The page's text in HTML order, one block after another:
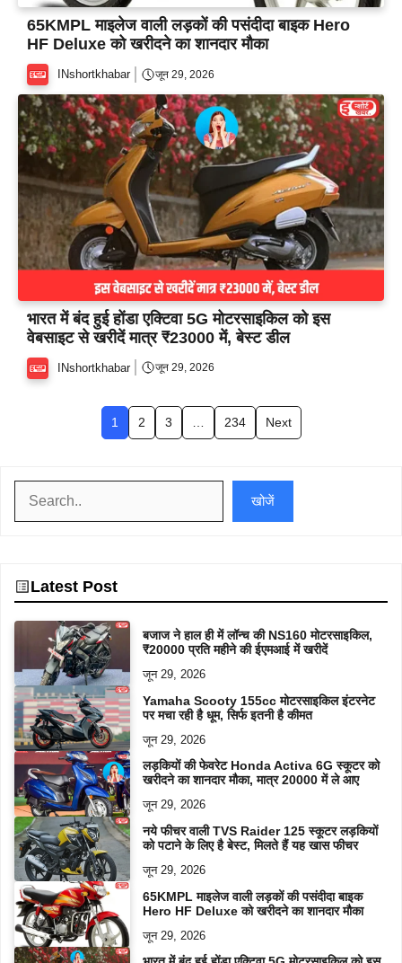
65KMPL माइलेज वाली लड़कों की पसंदीदा बाइक Hero
HF Deluxe को खरीदने का शानदार मौका
INshortkhabar जून 29, 2026
भारत में बंद हुई होंडा एक्टिवा 5G मोटरसाइकिल को इस
वेबसाइट से खरीदें मात्र ₹23000 में, बेस्ट डील
INshortkhabar जून 29, 2026
1 2 3 234 Next
खोजें
Latest Post
बजाज ने हाल ही में लॉन्च की NS160 मोटरसाइकिल,
₹20000 प्रति महीने की ईएमआई में खरीदें
जून 29, 2026
Yamaha Scooty 155cc मोटरसाइकिल इंटरनेट
पर मचा रही है धूम, सिर्फ इतनी है कीमत
जून 29, 2026
लड़कियों की फेवरेट Honda Activa 6G स्कूटर को
खरीदने का शानदार मौका, मात्र 20000 में ले आए
जून 29, 2026
नये फीचर वाली TVS Raider 125 स्कूटर लड़कियों
को पटाने के लिए है बेस्ट, मिलते हैं यह खास फीचर
जून 29, 2026
65KMPL माइलेज वाली लड़कों की पसंदीदा बाइक
Hero HF Deluxe को खरीदने का शानदार मौका
जून 29, 2026